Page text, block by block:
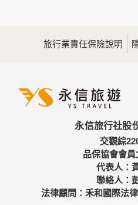
為提供精確的服務，我們會將收
分析，分析結果之統計數據或說
三、資料之保護
備及必要的安全防護措施，加以
嚴格的保護措施，只由經過授權
料，相關處理人員皆簽有保密合
會受到相關的法律處分。
如因業務需要有必要委託其他單
格要求其遵守保密義務，並且採
實遵守。
旅行業責任保險說明
永信旅行社股
交觀綜
品保協會會員
代表人：
聯絡人：
法律顧問：禾和國際法